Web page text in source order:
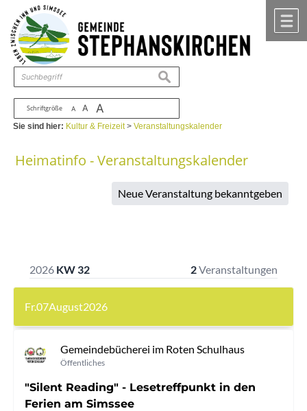
Zum Inhalt ,zur Navigation
Schriftgröße A A A
suchen
Sie sind hier: Kultur & Freizeit>Veranstaltungskalender
Heimatinfo - Veranstaltungskalender